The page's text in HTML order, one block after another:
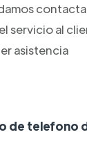
servicio al
asistencia
de telefono